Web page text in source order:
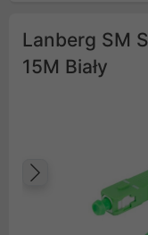
Lanberg SM
15M Biały